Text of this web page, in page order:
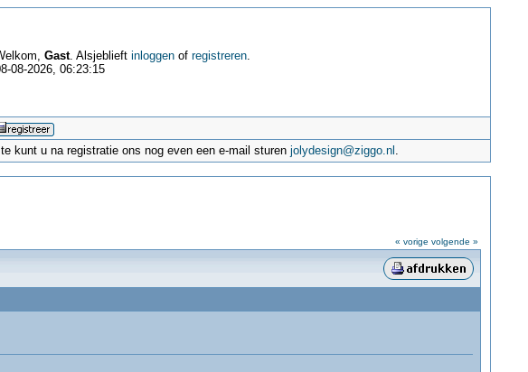
Gast. Alsjeblieft inloggenof registreren.
08-2026, 06:23:15
kunt u na registratie ons nog even een e-mail sturenjolydesign@ziggo.nl .
« vorige volgende »